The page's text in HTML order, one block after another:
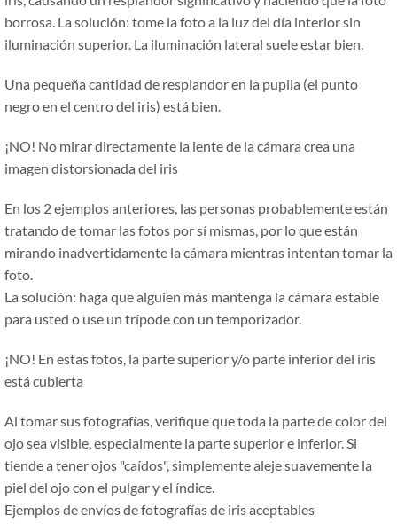
borrosa. La solución: tome la foto a la luz del día interior sin
iluminación superior. La iluminación lateral suele estar bien.
Una pequeña cantidad de resplandor en la pupila (el punto
negro en el centro del iris) está bien.
¡NO! No mirar directamente la lente de la cámara crea una
imagen distorsionada del iris
En los 2 ejemplos anteriores, las personas probablemente están
tratando de tomar las fotos por sí mismas, por lo que están
mirando inadvertidamente la cámara mientras intentan tomar la
foto.
La solución: haga que alguien más mantenga la cámara estable
para usted o use un trípode con un temporizador.
¡NO! En estas fotos, la parte superior y/o parte inferior del iris
está cubierta
Al tomar sus fotografías, verifique que toda la parte de color del
ojo sea visible, especialmente la parte superior e inferior. Si
tiende a tener ojos "caídos", simplemente aleje suavemente la
piel del ojo con el pulgar y el índice.
Ejemplos de envíos de fotografías de iris aceptables